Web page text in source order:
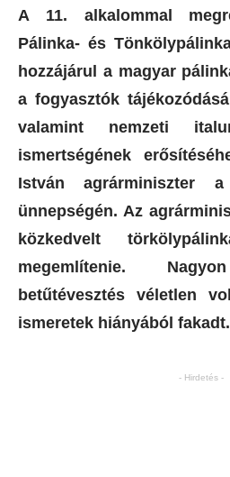
A 11. alkalommal
Pálinka- és
hozzájárul a magyar
a fogyasztók
valamint nemzeti
ismertségének
István agrárminiszter
ünnepségén. Az
közkedvelt
megemlítenie.
betűtévesztés véletlen
ismeretek hiányából
- Hirdetés -